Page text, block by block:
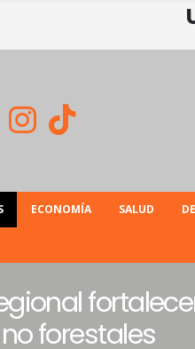
ECONOMÍA SALUD
forestales